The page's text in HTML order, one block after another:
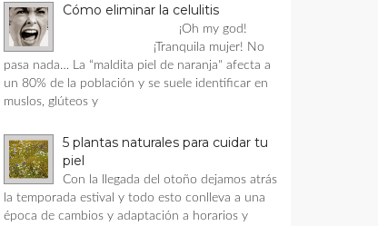
Cómo eliminar la celulitis
¡Oh my god!
¡Tranquila mujer! No
pasa nada… La “maldita piel de naranja" afecta a
un 80% de la población y se suele identificar en
muslos, glúteos y
5 plantas naturales para cuidar tu
piel
Con la llegada del otoño dejamos atrás
la temporada estival y todo esto conlleva a una
época de cambios y adaptación a horarios y